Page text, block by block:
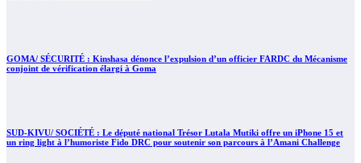
GOMA/ SÉCURITÉ : Kinshasa dénonce l’expulsion d’un officier FARDC du Mécanisme
conjoint de vérification élargi à Goma
SUD-KIVU/ SOCIÉTÉ : Le député national Trésor Lutala Mutiki offre un iPhone 15 et
un ring light à l’humoriste Fido DRC pour soutenir son parcours à l’Amani Challenge